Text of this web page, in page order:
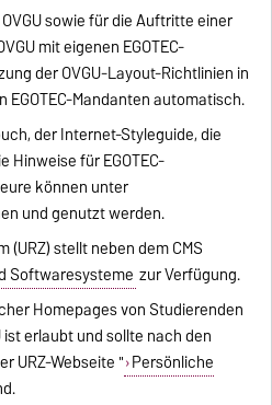
sowie für die Auftritte einer
mit eigenen EGOTEC-
der OVGU-Layout-Richtlinien in
EGOTEC-Mandanten automatisch.
der Internet-Styleguide, die
Hinweise für EGOTEC-
können unter
und genutzt werden.
stellt neben dem CMS
Softwaresysteme zur Verfügung.
Homepages von Studierenden
erlaubt und sollte nach den
URZ-Webseite " Persönliche